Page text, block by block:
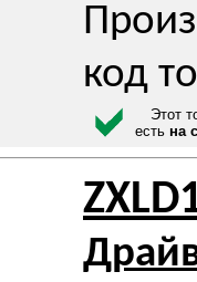
код
Этот
есть на